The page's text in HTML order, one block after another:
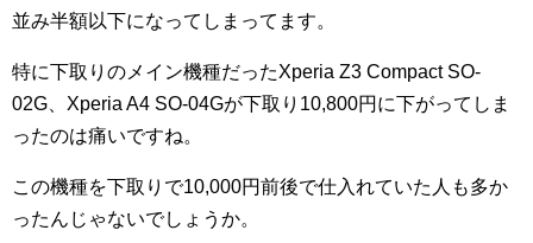
並み半額以下になってしまってます。
特に下取りのメイン機種だったXperia Z3 Compact SO-
02G、Xperia A4 SO-04Gが下取り10,800円に下がってしま
ったのは痛いですね。
この機種を下取りで10,000円前後で仕入れていた人も多か
ったんじゃないでしょうか。